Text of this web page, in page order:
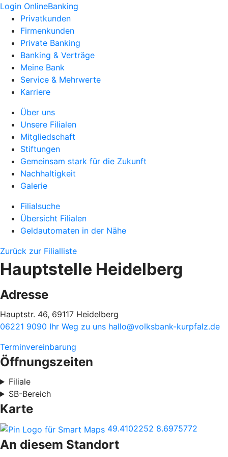
Login OnlineBanking
Privatkunden
Firmenkunden
Private Banking
Banking & Verträge
Meine Bank
Service & Mehrwerte
Karriere
Über uns
Unsere Filialen
Mitgliedschaft
Stiftungen
Gemeinsam stark für die Zukunft
Nachhaltigkeit
Galerie
Filialsuche
Übersicht Filialen
Geldautomaten in der Nähe
Zurück zur Filialliste
Hauptstelle Heidelberg
Adresse
Hauptstr. 46, 69117 Heidelberg
06221 9090 Ihr Weg zu uns hallo@volksbank-kurpfalz.de
Terminvereinbarung
Öffnungszeiten
Filiale
SB-Bereich
Karte
49.4102252 8.6975772
An diesem Standort